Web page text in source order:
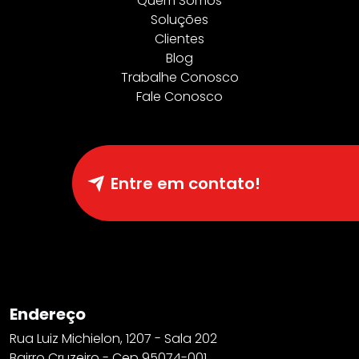
Endereço
Rua Luiz Michielon, 1207 - Sala 202
Soluções
Clientes
Blog
Trabalhe Conosco
Fale Conosco
Entre em contato!